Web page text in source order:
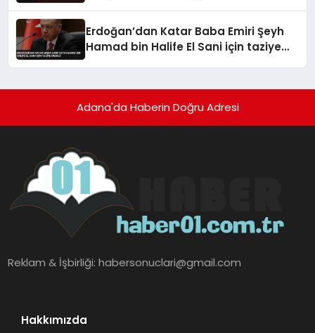
Erdoğan’dan Katar Baba Emiri Şeyh
Hamad bin Halife El Sani için taziye
Adana'da Haberin Doğru Adresi
Reklam & İşbirliği:habersonuclari@gmail.com
Hakkımızda